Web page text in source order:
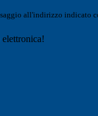
all'indirizzo indicato